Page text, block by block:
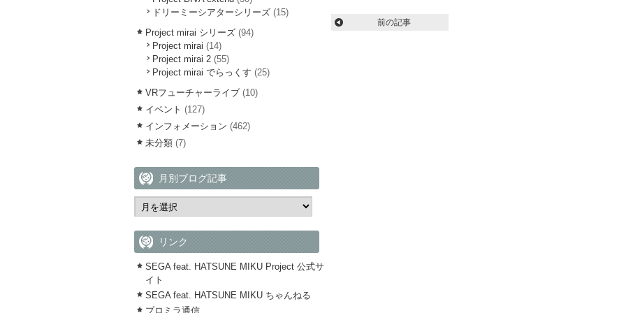
前の記事
ドリーミーシアターシリーズ (15)
Project mirai シリーズ (94)
Project mirai (14)
Project mirai 2 (55)
Project mirai でらっくす (25)
VRフューチャーライブ (10)
イベント (127)
インフォメーション (462)
未分類 (7)
月別ブログ記事
リンク
SEGA feat. HATSUNE MIKU Project 公式サ
イト
SEGA feat. HATSUNE MIKU ちゃんねる
プロミラ通信